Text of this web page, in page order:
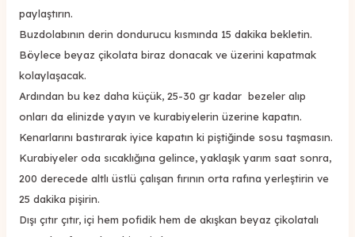
paylaştırın.
Buzdolabının derin dondurucu kısmında 15 dakika bekletin.
Böylece beyaz çikolata biraz donacak ve üzerini kapatmak
kolaylaşacak.
Ardından bu kez daha küçük, 25-30 gr kadar bezeler alıp
onları da elinizde yayın ve kurabiyelerin üzerine kapatın.
Kenarlarını bastırarak iyice kapatın ki piştiğinde sosu taşmasın.
Kurabiyeler oda sıcaklığına gelince, yaklaşık yarım saat sonra,
200 derecede altlı üstlü çalışan fırının orta rafına yerleştirin ve
25 dakika pişirin.
Dışı çıtır çıtır, içi hem pofidik hem de akışkan beyaz çikolatalı